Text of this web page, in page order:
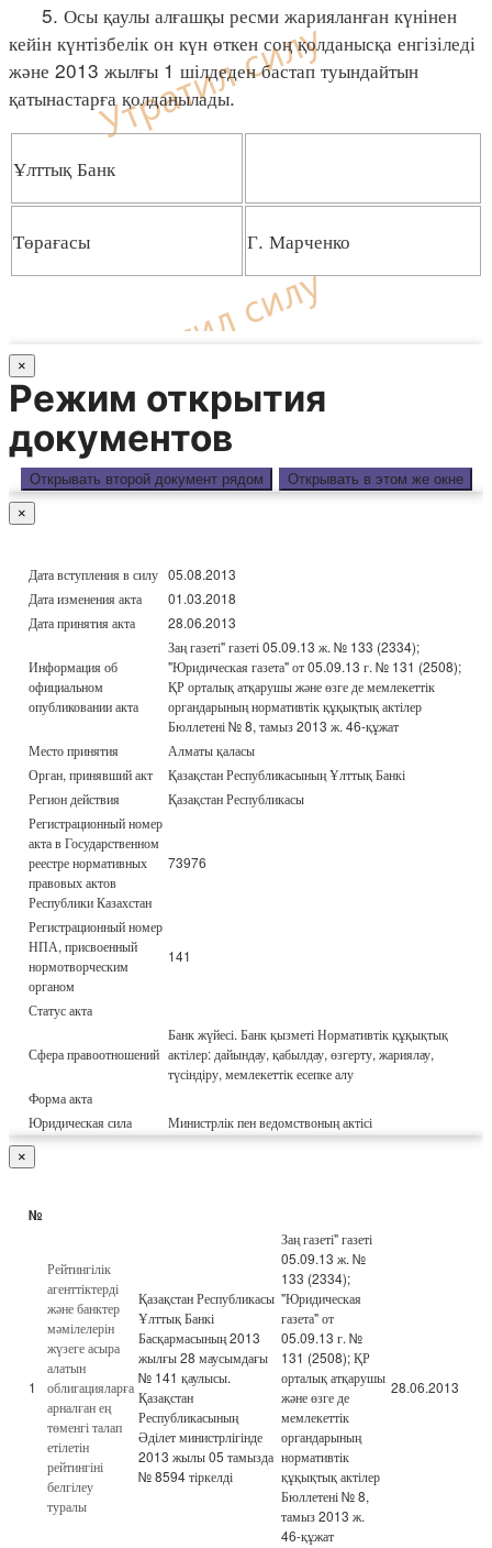
5. Осы қаулы алғашқы ресми жарияланған күнінен
кейін күнтізбелік он күн өткен соң қолданысқа енгізіледі
және 2013 жылғы 1 шілдеден бастап туындайтын
қатынастарға қолданылады.
Ұлттық Банк
Төрағасы Г. Марченко
×
Режим открытия
документов
Открывать второй документ рядом Открывать в этом же окне
×
Дата вступления в силу 05.08.2013
Дата изменения акта
01.03.2018
Дата принятия акта
28.06.2013
Информация об
официальном
опубликовании акта
Заң газеті" газеті 05.09.13 ж. № 133 (2334);
"Юридическая газета" от 05.09.13 г. № 131 (2508);
ҚР орталық атқарушы және өзге де мемлекеттік
органдарының нормативтік құқықтық актілер
Бюллетені № 8, тамыз 2013 ж. 46-құжат
Место принятия
Алматы қаласы
Орган, принявший акт
Қазақстан Республикасының Ұлттық Банкі
Регион действия
Қазақстан Республикасы
Регистрационный номер
акта в Государственном
реестре нормативных
правовых актов
Республики Казахстан
73976
Регистрационный номер
НПА, присвоенный
нормотворческим
органом
141
Статус акта
Сфера правоотношений
Банк жүйесі. Банк қызметі Нормативтік құқықтық
актілер: дайындау, қабылдау, өзгерту, жариялау,
түсіндіру, мемлекеттік есепке алу
Форма акта
Юридическая сила
Министрлік пен ведомствоның актісі
×
№
1
Рейтингілік
агенттіктерді
және банктер
мәмілелерін
жүзеге асыра
алатын
облигацияларға
арналған ең
төменгі талап
етілетін
рейтингіні
белгілеу
туралы
Қазақстан Республикасы
Ұлттық Банкі
Басқармасының 2013
жылғы 28 маусымдағы
№ 141 қаулысы.
Қазақстан
Республикасының
Әділет министрлігінде
2013 жылы 05 тамызда
№ 8594 тіркелді
Заң газеті" газеті
05.09.13 ж. №
133 (2334);
"Юридическая
газета" от
05.09.13 г. №
131 (2508); ҚР
орталық атқарушы
және өзге де
мемлекеттік
органдарының
нормативтік
құқықтық актілер
Бюллетені № 8,
тамыз 2013 ж.
46-құжат
28.06.2013